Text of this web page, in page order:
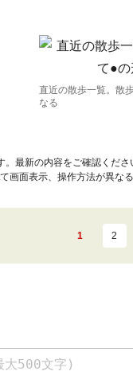
直近の散歩一覧。散
なる
最新の内容をご確認くださ
画面表示、操作方法が異なる
1 2